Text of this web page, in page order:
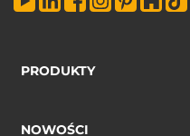
PRODUKTY
NOWOŚCI